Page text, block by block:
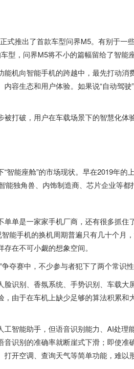
式推出了首款车型问界M5。有别于一
型，问界M5将不小的篇幅留给了智能座
机向智能手机的跨越中，最先打动消
容生态和用户体验。如果说“自动驾驶
打破，用户在车载场景下的智慧化体
能座舱”的市场现状。早在2019年的
独角兽、内饰制造商、芯片企业等都
单是一家家手机厂商，还有很多抓住
能手机的换机周期普遍只有几十个月
在不可小觑的想象空间。
夺赛中，不少参与者犯下了两个常识性
识别、香氛系统、手势识别、车载大
由于在车机上缺少足够的算法积累和
智能助手，但语音识别能力、AI处理
识别的准确率就断崖式下滑；即使准
开空调、查询天气等简单功能，难以